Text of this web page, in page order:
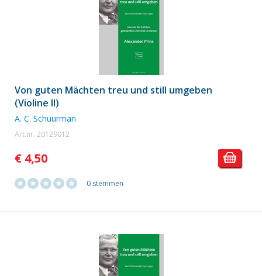
Von guten Mächten treu und still umgeben
(Violine II)
A. C. Schuurman
Art.nr. 20129012
€ 4,50
0 stemmen